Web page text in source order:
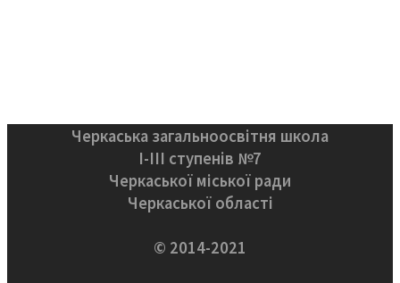
Черкаська загальноосвітня школа
І-ІІІ ступенів №7
Черкаської міської ради
Черкаської області
© 2014-2021